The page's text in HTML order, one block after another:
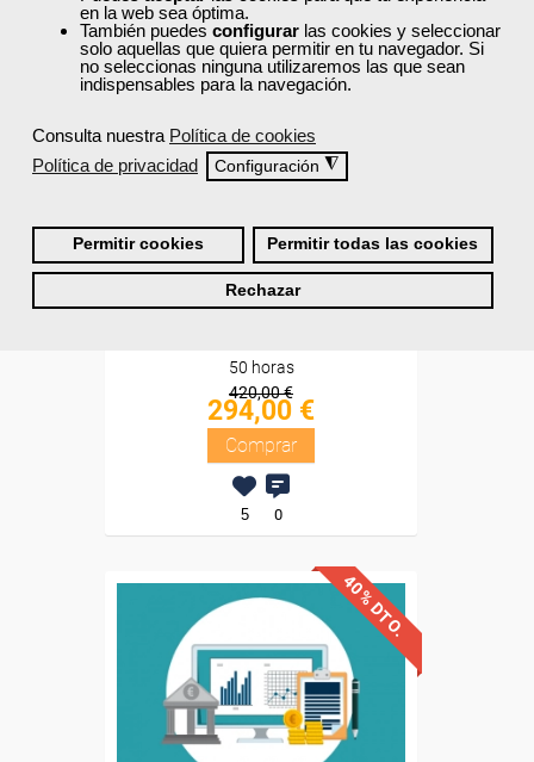
en la web sea óptima.
También puedes configurar las cookies y seleccionar
solo aquellas que quiera permitir en tu navegador. Si
no seleccionas ninguna utilizaremos las que sean
indispensables para la navegación.
Consulta nuestra Política de cookies
Política de privacidad
Configuración ◮
Permitir cookies Permitir todas las cookies
Rechazar
Sin requisitos de acceso
Diploma
Pack My Ardor English - 1
nivel
50 horas
420,00 €
294,00 €
Comprar
5 0
Descuentos especiales
Sin requisitos de acceso
40% DTO.